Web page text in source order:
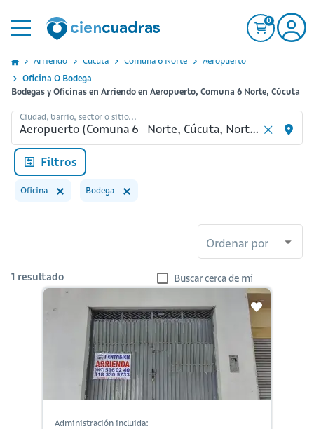
0
Arriendo Cucuta Comuna 6 Norte
Aeropuerto
Oficina O Bodega
Bodegas y Oficinas en Arriendo en Aeropuerto, Comuna 6 Norte, Cúcuta
Ciudad, barrio, sector o sitio...
Filtros
Oficina Bodega
Ordenar por
1 resultado Buscar cerca de mi
Administración incluida: